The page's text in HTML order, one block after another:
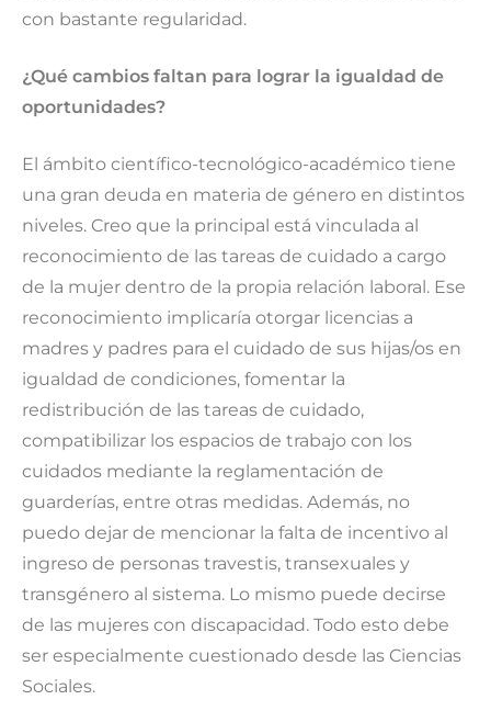
con bastante regularidad.
¿Qué cambios faltan para lograr la igualdad de
oportunidades?
El ámbito científico-tecnológico-académico tiene
una gran deuda en materia de género en distintos
niveles. Creo que la principal está vinculada al
reconocimiento de las tareas de cuidado a cargo
de la mujer dentro de la propia relación laboral. Ese
reconocimiento implicaría otorgar licencias a
madres y padres para el cuidado de sus hijas/os en
igualdad de condiciones, fomentar la
redistribución de las tareas de cuidado,
compatibilizar los espacios de trabajo con los
cuidados mediante la reglamentación de
guarderías, entre otras medidas. Además, no
puedo dejar de mencionar la falta de incentivo al
ingreso de personas travestis, transexuales y
transgénero al sistema. Lo mismo puede decirse
de las mujeres con discapacidad. Todo esto debe
ser especialmente cuestionado desde las Ciencias
Sociales.